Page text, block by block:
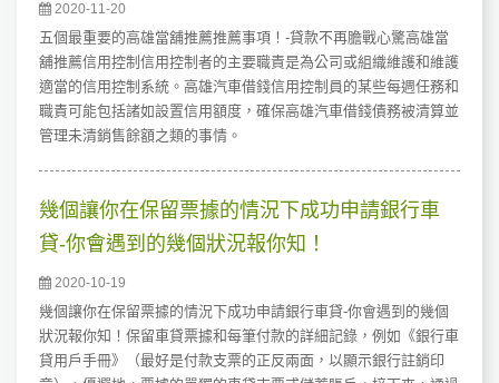
2020-11-20
五個最重要的高雄當舖推薦推薦事項！-貸款不再膽戰心驚高雄當
舖推薦信用控制信用控制者的主要職責是為公司或組織維護和維護
適當的信用控制系統。高雄汽車借錢信用控制員的某些每週任務和
職責可能包括諸如設置信用額度，確保高雄汽車借錢債務被清算並
管理未清銷售餘額之類的事情。
幾個讓你在保留票據的情況下成功申請銀行車
貸-你會遇到的幾個狀況報你知！
2020-10-19
幾個讓你在保留票據的情況下成功申請銀行車貸-你會遇到的幾個
狀況報你知！保留車貸票據和每筆付款的詳細記錄，例如《銀行車
貸用戶手冊》（最好是付款支票的正反兩面，以顯示銀行註銷印